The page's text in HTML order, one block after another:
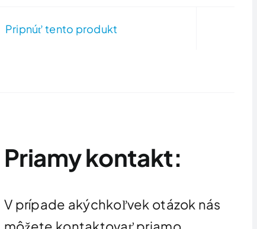
Pripnúť tento produkt
Priamy kontakt:
V prípade akýchkoľvek otázok nás